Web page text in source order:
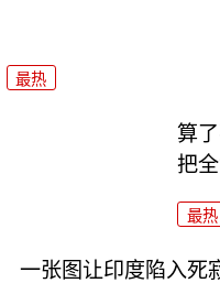
最热
算
把
最热
一张图让印度陷入死